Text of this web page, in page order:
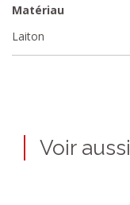
Matériau
Laiton
Voir aussi